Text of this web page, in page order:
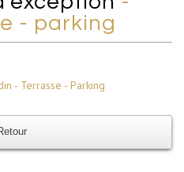
- parking
- Terrasse - Parking